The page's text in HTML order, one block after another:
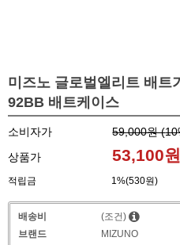
미즈노 글로벌엘리트 배트
92BB 배트케이스
소비자가 59,000원 (10
상품가
53,100원
적립금 1%(530원)
배송비
(조건)
브랜드
MIZUNO